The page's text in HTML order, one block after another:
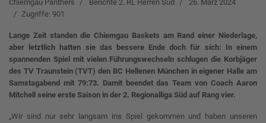
Chiemgau Panthers Berichte 2. RL Herren Süd
26. März 2024
Zugriffe: 901
Lange Zeit standen die Chiemgau Baskets am Rand einer Niederlage,
aber letztlich hatten sie das bessere Ende doch für sich: In einem
spannenden Spiel mit vielen Führungswechseln schlugen die Korbjäger
des TV Traunstein (TVT) den BC Hellenen München in eigener Halle am
Samstagabend mit 79:73. Damit beendet das Team von Coach Aaron
Mitchell seine erste Saison in der 2. Regionalliga Süd auf Rang vier.
„Wir sind nur sehr langsam ins Spiel gekommen und haben unseren